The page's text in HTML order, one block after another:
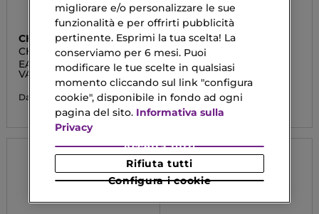
CHANEL
CHANCE EAU TENDRE
EAU DE TOILETTE
VAPORIZZATORE
Da 88,90 €
CHANEL
COCO NOIR
Eau De Parfum
Vaporizzatore
Da 107,92 €
migliorare e/o personalizzare le sue
funzionalità e per offrirti pubblicità
pertinente. Esprimi la tua scelta! La
conserviamo per 6 mesi. Puoi
modificare le tue scelte in qualsiasi
momento cliccando sul link "configura
cookie", disponibile in fondo ad ogni
pagina del sito. Informativa sulla
Privacy
Configura i cookie
Rifiuta tutti
Accetta tutti